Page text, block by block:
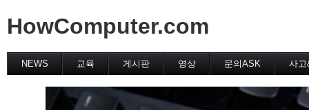
HowComputer.com
NEWS 교육 게시판 영상 문의ASK 사고